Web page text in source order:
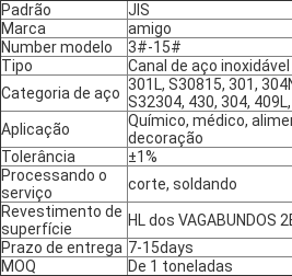
Padrão
JIS
Marca
amigo
Number modelo
3#-15#
Tipo
Canal de aço inoxidável
Categoria de aço 301L, S30815, 301,
S32304, 430, 304,
Aplicação
Químico, médico,
decoração
Tolerância
±1%
Processando o
serviço
corte, soldando
Revestimento de
superfície
HL dos VAGABUNDOS
Prazo de entrega 7-15days
MOQ
De 1 toneladas